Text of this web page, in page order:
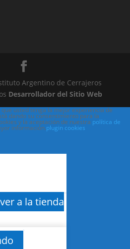
Argentino de Cerrajeros
Desarrollador del Sitio Web
usted tenga la mejor experiencia de
dando su consentimiento para la
y la aceptación de nuestra política de
información.plugin cookies
a la tienda